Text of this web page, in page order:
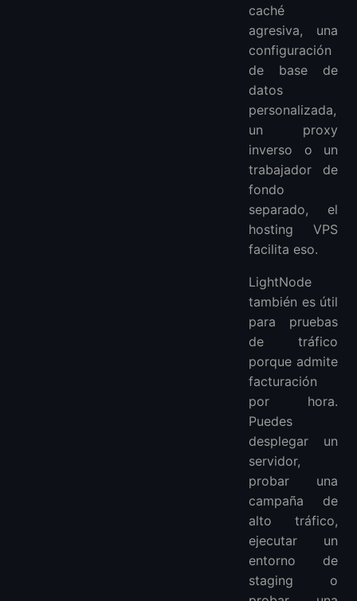
caché
agresiva, una
configuración
de base de
datos
personalizada,
un proxy
inverso o un
trabajador de
fondo
separado, el
hosting VPS
facilita eso.
LightNode
también es útil
para pruebas
de tráfico
porque admite
facturación
por hora.
Puedes
desplegar un
servidor,
probar una
campaña de
alto tráfico,
ejecutar un
entorno de
staging o